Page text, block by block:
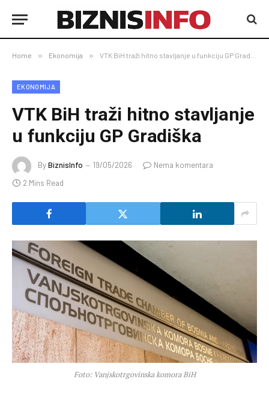
Home » Ekonomija » VTK BiH traži hitno stavljanje u funkciju GP Gradiška
EKONOMIJA
VTK BiH traži hitno stavljanje
u funkciju GP Gradiška
ByBiznisInfo 19/05/2026
Nema komentara
2 Mins Read
Foto: Vanjskotrgovinska komora BiH